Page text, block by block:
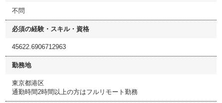
不問
必須の経験・スキル・資格
45622.6906712963
勤務地
東京都港区
通勤時間2時間以上の方はフルリモート勤務